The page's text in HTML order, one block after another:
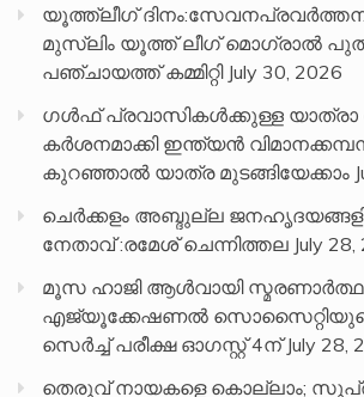
യൂത്ത്ലീഗ്
മുസ്ലിം യൂത്ത് ലീഗ് മൊഗ്രാൽ
പഞ്ചായത്ത് കമ്മിറ്റി July 30, 2026
ഗൾഫ് പ്രവാസികൾക്കുള്ള യാത്രാ
കർശനമാക്കി ഇന്ത്യൻ
കുറഞ്ഞാൽ യാത്ര മുടങ്ങിയേക്കാം
ചെർക്കളം അബ്ദുല്ല
നേതാവ് :രമേശ് ചെന്നിത്തല July
മൂസ ഹാജി ആൾവായി
എജ്യൂക്കേഷണൽ സൊസൈറ്റിയുടെ
സെർച്ച് പരീക്ഷ ഓഗസ്റ്റ് 4ന് July 28,
തെരുവ് നായകളെ കൊല്ലാം;